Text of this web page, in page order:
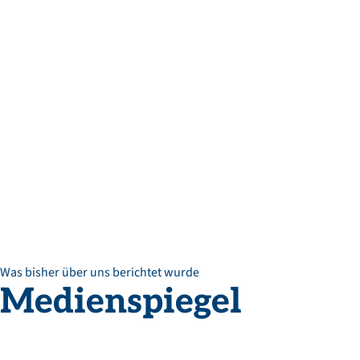
Was bisher über uns berichtet wurde
Medienspiegel